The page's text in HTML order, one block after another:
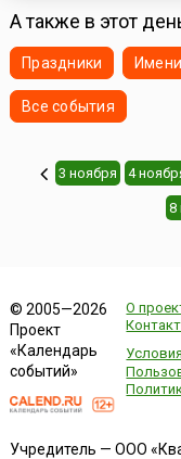
учреждениях и
А также в этот
Праздники
Все события
3 ноября 4
8
© 2005—2026
Проект
«Календарь
событий»
О
Учредитель — ООО